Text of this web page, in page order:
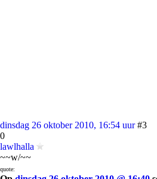
dinsdag 26 oktober 2010, 16:54 uur #3
0
lawlhalla
~~w/~~
quote: